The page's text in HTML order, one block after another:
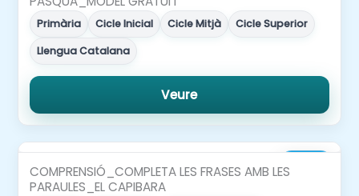
Primària Cicle Inicial Cicle Mitjà
Cicle Superior
Llengua Catalana
Veure
COMPRENSIÓ_COMPLETA LES FRASES AMB LES
PARAULES_EL CAPIBARA